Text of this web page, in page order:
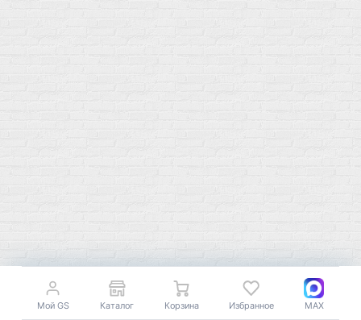
ул. Профсоюзная 66c1
Нам 17 лет
Среди наших клиентов Профессионалы, Начинающие, Доктора и
Мой GS Каталог Корзина Избранное MAX